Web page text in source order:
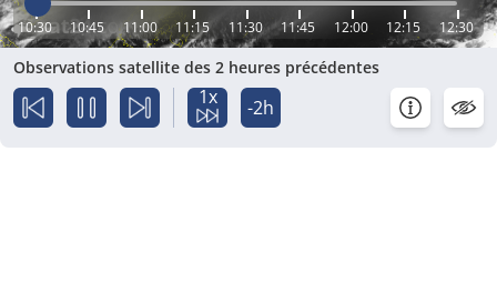
10:30 10:45 11:00 11:15 11:30 11:45 12:00 12:15 12:30
Observations satellite des 2 heures précédentes
1x -2h